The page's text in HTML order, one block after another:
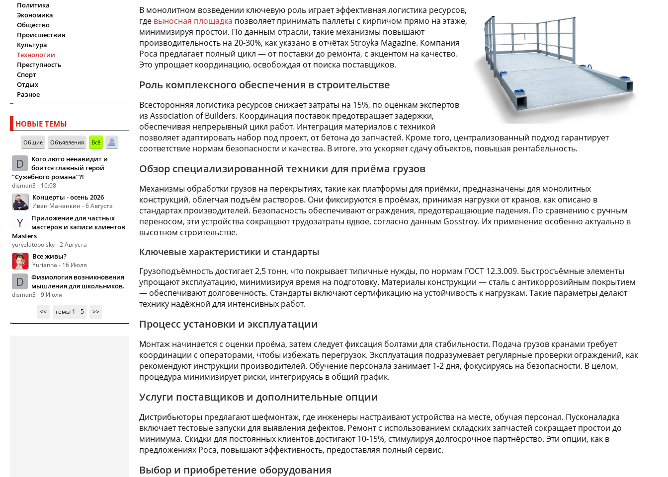
Политика
Экономика
Общество
Происшествия
Культура
Технологии
Преступность
Спорт
Отдых
Разное
НОВЫЕ ТЕМЫ
Общие Объявления Всё
D
Кого люто ненавидит и
боится главный герой
"Сужебного романа"?!
disman3 - 16:08
Концерты - осень 2026
Иван Мананкин - 6 Августа
Y
Приложение для частных
мастеров и записи клиентов
Masters
yuryzlatopolsky - 2 Августа
Все живы?
Yurianna - 16 Июля
D
Физиология возникновения
мышления для школьников.
disman3 - 9 Июля
<<
темы 1 - 5 >>
В монолитном возведении ключевую роль играет эффективная логистика ресурсов,
где выносная площадка позволяет принимать паллеты с кирпичом прямо на этаже,
минимизируя простои. По данным отрасли, такие механизмы повышают
производительность на 20-30%, как указано в отчётах Stroyka Magazine. Компания
Роса предлагает полный цикл — от поставки до ремонта, с акцентом на качество.
Это упрощает координацию, освобождая от поиска поставщиков.
Роль комплексного обеспечения в строительстве
Всесторонняя логистика ресурсов снижает затраты на 15%, по оценкам экспертов
из Association of Builders. Координация поставок предотвращает задержки,
обеспечивая непрерывный цикл работ. Интеграция материалов с техникой
позволяет адаптировать набор под проект, от бетона до запчастей. Кроме того, централизованный подход гарантирует
соответствие нормам безопасности и качества. В итоге, это ускоряет сдачу объектов, повышая рентабельность.
Обзор специализированной техники для приёма грузов
Механизмы обработки грузов на перекрытиях, такие как платформы для приёмки, предназначены для монолитных
конструкций, облегчая подъём растворов. Они фиксируются в проёмах, принимая нагрузки от кранов, как описано в
стандартах производителей. Безопасность обеспечивают ограждения, предотвращающие падения. По сравнению с ручным
переносом, эти устройства сокращают трудозатраты вдвое, согласно данным Gosstroy. Их применение особенно актуально в
высотном строительстве.
Ключевые характеристики и стандарты
Грузоподъёмность достигает 2,5 тонн, что покрывает типичные нужды, по нормам ГОСТ 12.3.009. Быстросъёмные элементы
упрощают эксплуатацию, минимизируя время на подготовку. Материалы конструкции — сталь с антикоррозийным покрытием
— обеспечивают долговечность. Стандарты включают сертификацию на устойчивость к нагрузкам. Такие параметры делают
технику надёжной для интенсивных работ.
Процесс установки и эксплуатации
Монтаж начинается с оценки проёма, затем следует фиксация болтами для стабильности. Подача грузов кранами требует
координации с операторами, чтобы избежать перегрузок. Эксплуатация подразумевает регулярные проверки ограждений, как
рекомендуют инструкции производителей. Обучение персонала занимает 1-2 дня, фокусируясь на безопасности. В целом,
процедура минимизирует риски, интегрируясь в общий график.
Услуги поставщиков и дополнительные опции
Дистрибьюторы предлагают шефмонтаж, где инженеры настраивают устройства на месте, обучая персонал. Пусконаладка
включает тестовые запуски для выявления дефектов. Ремонт с использованием складских запчастей сокращает простои до
минимума. Скидки для постоянных клиентов достигают 10-15%, стимулируя долгосрочное партнёрство. Эти опции, как в
предложениях Роса, повышают эффективность, предоставляя полный сервис.
Выбор и приобретение оборудования